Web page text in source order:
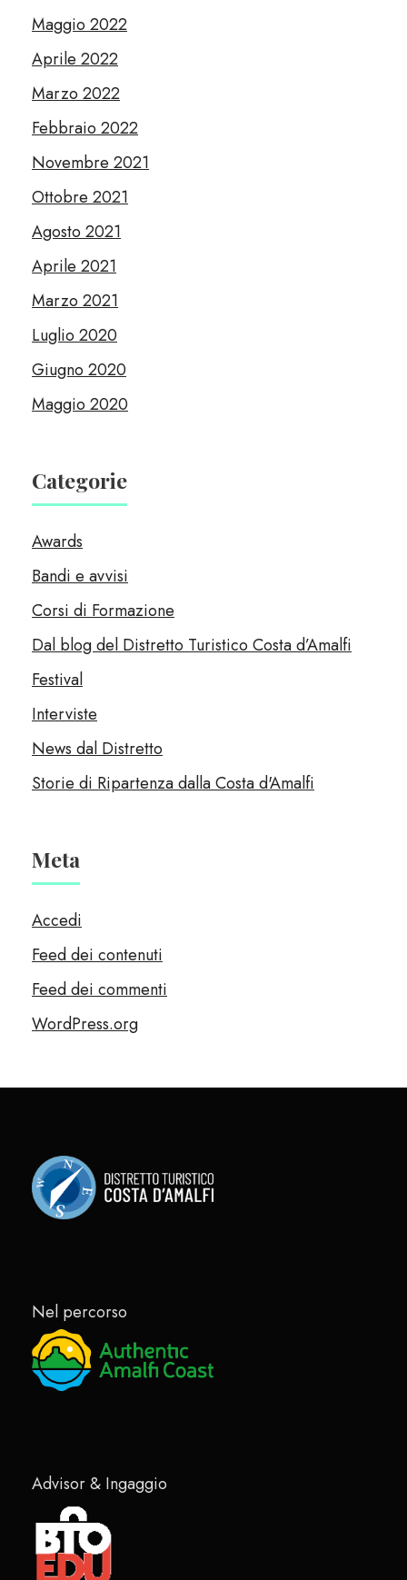
Maggio 2022
Aprile 2022
Marzo 2022
Febbraio 2022
Novembre 2021
Ottobre 2021
Agosto 2021
Aprile 2021
Marzo 2021
Luglio 2020
Giugno 2020
Maggio 2020
Categorie
Awards
Bandi e avvisi
Corsi di Formazione
Dal blog del Distretto Turistico Costa d’Amalfi
Festival
Interviste
News dal Distretto
Storie di Ripartenza dalla Costa d'Amalfi
Meta
Accedi
Feed dei contenuti
Feed dei commenti
WordPress.org
Nel percorso
Advisor & Ingaggio